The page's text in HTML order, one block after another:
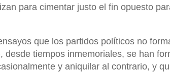
para cimentar justo el fin opuesto
que los partidos políticos no
tiempos inmemoriales, se han
y aniquilar al contrario, y